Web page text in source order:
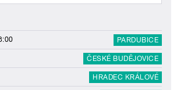
PARDUBICE
ČESKÉ BUDĚJOVICE
HRADEC KRÁLOVÉ